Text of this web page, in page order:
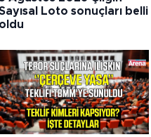
Loto sonuçları belli
oldu